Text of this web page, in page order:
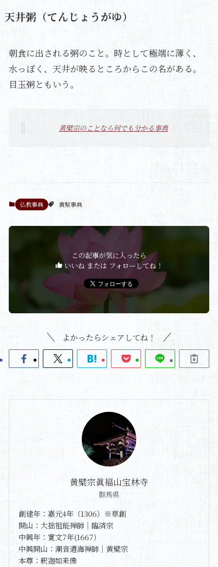
天井粥（てんじょうがゆ）
朝食に出される粥のこと。時として極端に薄く、
水っぽく、天井が映るところからこの名がある。
目玉粥ともいう。
黄檗宗のことなら何でも分かる事典
仏教事典 黄檗事典
この記事が気に入ったら
いいね または フォローしてね！
よかったらシェアしてね！
黄檗宗眞福山宝林寺
群馬県
創建年：嘉元4年（1306）※草創
開山：大拙祖能禅師｜臨済宗
中興年：寛文7年(1667）
中興開山：潮音道海禅師｜黄檗宗
本尊：釈迦如来像